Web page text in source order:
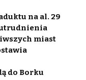
na al. 29
utrudnienia
miast
do Borku